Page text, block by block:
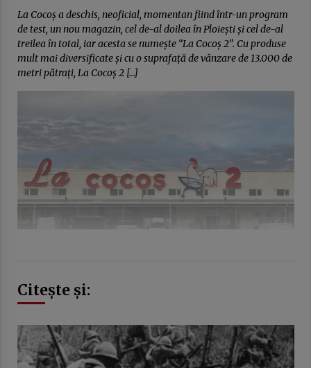
La Cocoș a deschis, neoficial, momentan fiind într-un program
de test, un nou magazin, cel de-al doilea în Ploiești și cel de-al
treilea în total, iar acesta se numește “La Cocoș 2”. Cu produse
mult mai diversificate și cu o suprafață de vânzare de 13.000 de
metri pătrați, La Cocoș 2 […]
Citește și: